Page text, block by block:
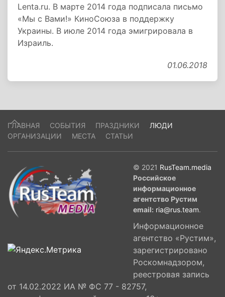
Lenta.ru. В марте 2014 года подписала письмо
«Мы с Вами!» КиноСоюза в поддержку
Украины. В июле 2014 года эмигрировала в
Израиль.
01.06.2018
ГЛАВНАЯ СОБЫТИЯ ПРАЗДНИКИ
ЛЮДИ
ОРГАНИЗАЦИИ
МЕСТА СТАТЬИ
© 2021 RusTeam.media
Российское
информационное
агентство Рустим
email: ria@rus.team.
Информационное
агентство «Рустим»,
зарегистрировано
Роскомнадзором,
реестровая запись
от 14.02.2022 ИА № ФС 77 - 82757,